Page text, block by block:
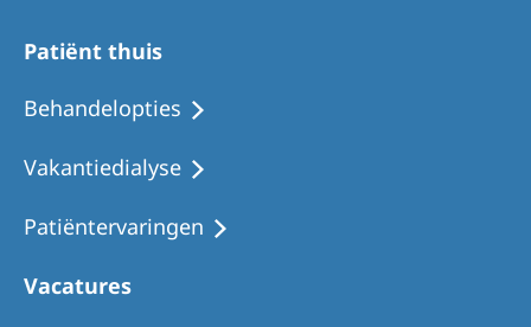
Patiënt thuis
Behandelopties
Vakantiedialyse
Patiëntervaringen
Vacatures